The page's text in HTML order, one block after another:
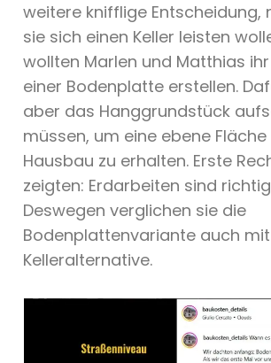
weitere knifflige Entscheidung,
sie sich einen Keller leisten
wollten Marlen und Matthias
einer Bodenplatte erstellen.
aber das Hanggrundstück
müssen, um eine ebene
Hausbau zu erhalten. Erste
zeigten: Erdarbeiten sind
Deswegen verglichen sie die
Bodenplattenvariante auch
Kelleralternative.